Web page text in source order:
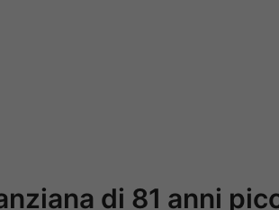
di 81 anni